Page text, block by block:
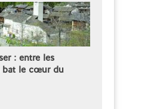
: entre les
bat le cœur du